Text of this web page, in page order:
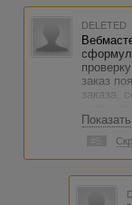
DELETED
заказ
заказа,